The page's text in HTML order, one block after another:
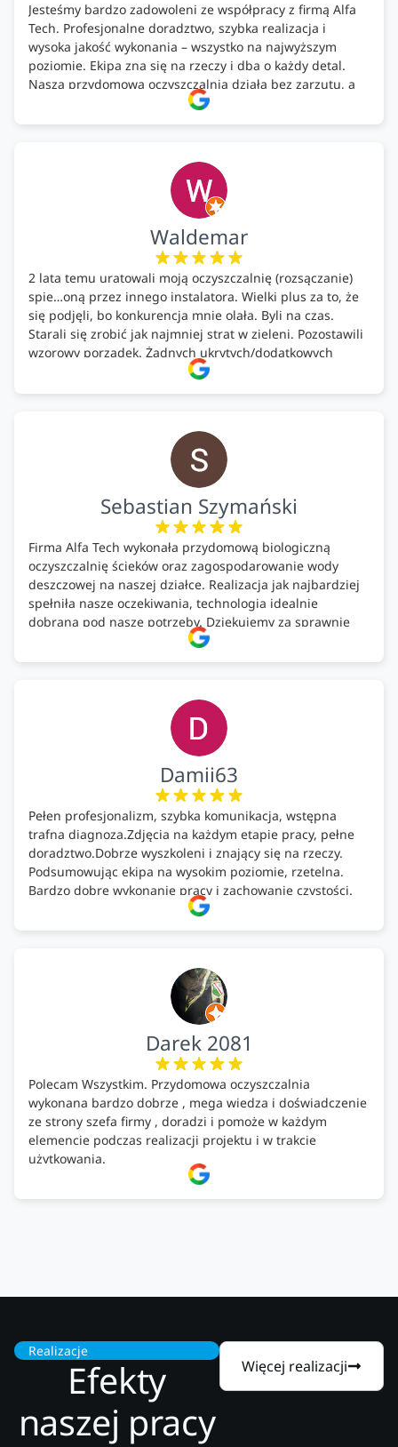
Jesteśmy bardzo zadowoleni ze współpracy z firmą Alfa
Tech. Profesjonalne doradztwo, szybka realizacja i
wysoka jakość wykonania – wszystko na najwyższym
poziomie. Ekipa zna się na rzeczy i dba o każdy detal.
Nasza przydomowa oczyszczalnia działa bez zarzutu, a
całość została wykonana zgodnie z terminem i
ustaleniami. Z czystym sumieniem polecamy Alfa Tech
ekologicznych rozwiązań!🍀
Waldemar
2 lata temu uratowali moją oczyszczalnię (rozsączanie)
spie…oną przez innego instalatora. Wielki plus za to, że
się podjęli, bo konkurencja mnie olała. Byli na czas.
Starali się zrobić jak najmniej strat w zieleni. Pozostawili
wzorowy porządek. Żadnych ukrytych/dodatkowych
kosztów. Zaskoczenie. Kontakt bardzo OK. Obsługa
pomontażowa również OK. A ich środki do oczyszczalni –
Sebastian Szymański
Firma Alfa Tech wykonała przydomową biologiczną
oczyszczalnię ścieków oraz zagospodarowanie wody
deszczowej na naszej działce. Realizacja jak najbardziej
spełniła nasze oczekiwania, technologia idealnie
dobrana pod nasze potrzeby. Dziękujemy za sprawnie
wykonany montaż w świetnej atmosferze! Polecam!
Damii63
Pełen profesjonalizm, szybka komunikacja, wstępna
trafna diagnoza.Zdjęcia na każdym etapie pracy, pełne
doradztwo.Dobrze wyszkoleni i znający się na rzeczy.
Podsumowując ekipa na wysokim poziomie, rzetelna.
Bardzo dobre wykonanie pracy i zachowanie czystości.
Darek 2081
Polecam Wszystkim. Przydomowa oczyszczalnia
wykonana bardzo dobrze , mega wiedza i doświadczenie
ze strony szefa firmy , doradzi i pomoże w każdym
elemencie podczas realizacji projektu i w trakcie
użytkowania.
Firma godna zaufania. Tak trzymać!
Realizacje
Efekty
naszej pracy
Więcej realizacji